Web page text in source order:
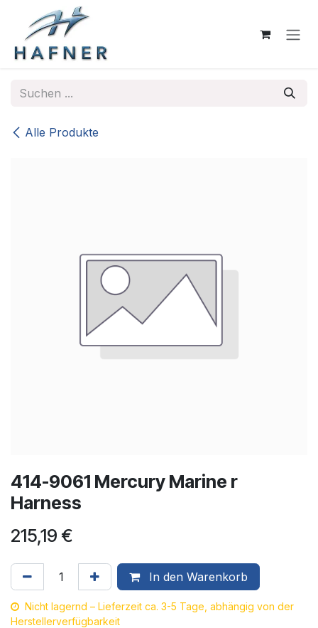
Zum Inhalt springen
Alle Produkte
414-9061 Mercury Marine r
Harness
215,19 €
In den Warenkorb
Nicht lagernd – Lieferzeit ca. 3-5 Tage, abhängig von der
Herstellerverfügbarkeit